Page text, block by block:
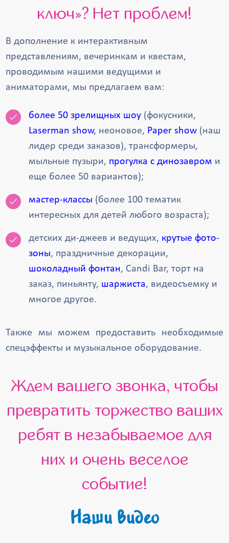
ключ»? Нет проблем!
В дополнение к интерактивным
представлениям, вечеринкам и квестам,
проводимым нашими ведущими и
аниматорами, мы предлагаем вам:
более 50 зрелищных шоу (фокусники,
Laserman show, неоновое, Paper show (наш
лидер среди заказов), трансформеры,
мыльные пузыри, прогулка с динозавром и
еще более 50 вариантов);
мастер-классы (более 100 тематик
интересных для детей любого возраста);
детских ди-джеев и ведущих, крутые фото-
зоны, праздничные декорации,
шоколадный фонтан, Candi Bar, торт на
заказ, пиньянту, шаржиста, видеосъемку и
многое другое.
Также мы можем предоставить необходимые
спецэффекты и музыкальное оборудование.
Ждем вашего звонка, чтобы
превратить торжество ваших
ребят в незабываемое для
них и очень веселое
событие!
Наши видео